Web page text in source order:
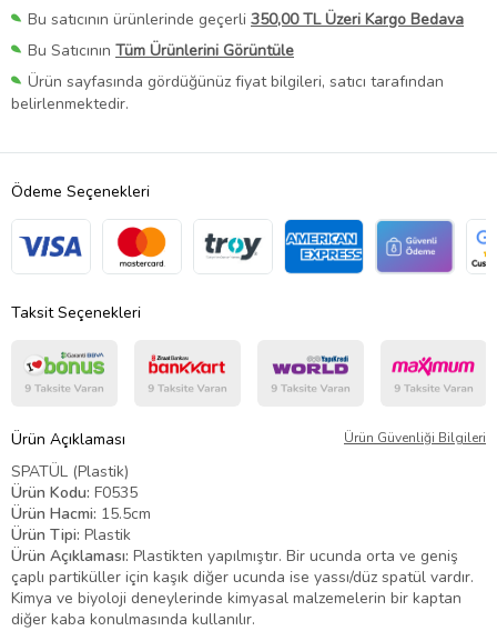
Bu satıcının ürünlerinde geçerli 350,00 TL Üzeri Kargo Bedava
Bu Satıcının Tüm Ürünlerini Görüntüle
Ürün sayfasında gördüğünüz fiyat bilgileri, satıcı tarafından
belirlenmektedir.
Ödeme Seçenekleri
Taksit Seçenekleri
Ürün Açıklaması Ürün Güvenliği Bilgileri
SPATÜL (Plastik)
Ürün Kodu: F0535
Ürün Hacmi: 15.5cm
Ürün Tipi: Plastik
Ürün Açıklaması: Plastikten yapılmıştır. Bir ucunda orta ve geniş
çaplı partiküller için kaşık diğer ucunda ise yassı/düz spatül vardır.
Kimya ve biyoloji deneylerinde kimyasal malzemelerin bir kaptan
diğer kaba konulmasında kullanılır.